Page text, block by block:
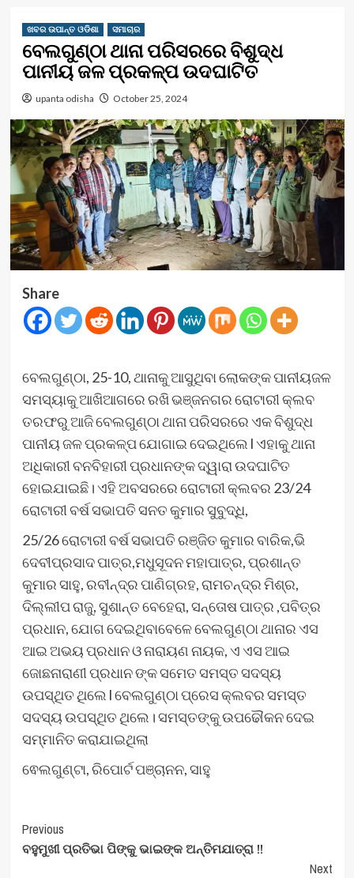
ଖବର ଉପାନ୍ତ ଓଡିଶା ସମାଚାର
ବେଲଗୁଣ୍ଠା ଥାନା ପରିସରରେ ବିଶୁଦ୍ଧ
ପାନୀୟ ଜଳ ପ୍ରକଳ୍ପ ଉଦଘାଟିତ
upanta odisha October 25, 2024
Share
ବେଲଗୁଣ୍ଠା, 25-10, ଥାନାକୁ ଆସୁଥିବା ଲୋକଙ୍କ ପାନୀୟଜଳ
ସମସ୍ୟାକୁ ଆଖିଆଗରେ ରଖି ଭଞ୍ଜନଗର ରୋଟାରୀ କ୍ଲବ
ତରଫରୁ ଆଜି ବେଲଗୁଣ୍ଠା ଥାନା ପରିସରରେ ଏକ ବିଶୁଦ୍ଧ
ପାନୀୟ ଜଳ ପ୍ରକଳ୍ପ ଯୋଗାଇ ଦେଇଥିଲେ l ଏହାକୁ ଥାନା
ଅଧିକାରୀ ବନବିହାରୀ ପ୍ରଧାନଙ୍କ ଦ୍ୱାରା ଉଦଘାଟିତ
ହୋଇଯାଇଛି। ଏହି ଅବସରରେ ରୋଟାରୀ କ୍ଲବର 23/24
ରୋଟାରୀ ବର୍ଷ ସଭାପତି ସନତ କୁମାର ସୁବୁଦ୍ଧି,
25/26 ରୋଟାରୀ ବର୍ଷ ସଭାପତି ରଞ୍ଜିତ କୁମାର ବାରିକ,ଭି
ଦେବୀପ୍ରସାଦ ପାତ୍ର,ମଧୁସୂଦନ ମହାପାତ୍ର, ପ୍ରଶାନ୍ତ
କୁମାର ସାହୁ, ରବୀନ୍ଦ୍ର ପାଣିଗ୍ରହ, ରାମଚନ୍ଦ୍ର ମିଶ୍ର,
ଦିଲ୍ଲୀପ ରାଜୁ, ସୁଶାନ୍ତ ବେହେରା, ସନ୍ତୋଷ ପାତ୍ର ,ପବିତ୍ର
ପ୍ରଧାନ, ଯୋଗ ଦେଇଥିବାବେଳେ ବେଲଗୁଣ୍ଠା ଥାନାର ଏସ
ଆଇ ଅଭୟ ପ୍ରଧାନ ଓ ନାରାୟଣ ନାୟକ, ଏ ଏସ ଆଇ
ଜୋଛନାରାଣୀ ପ୍ରଧାନ ଙ୍କ ସମେତ ସମସ୍ତ ସଦସ୍ୟ
ଉପସ୍ଥିତ ଥିଲେ l ବେଲଗୁଣ୍ଠା ପ୍ରେସ କ୍ଲବର ସମସ୍ତ
ସଦସ୍ୟ ଉପସ୍ଥିତ ଥିଲେ। ସମସ୍ତଙ୍କୁ ଉପଢୌକନ ଦେଇ
ସମ୍ମାନିତ କରାଯାଇଥିଲା
ଵେଲଗୁଣ୍ଟା, ରିପୋର୍ଟ ପଞ୍ଚାନନ, ସାହୁ
Post
Navigation
Previous
ବହୁମୁଖୀ ପ୍ରତିଭା ପିଙ୍କୁ ଭାଇଙ୍କ ଅନ୍ତିମଯାତ୍ରା !!
Next